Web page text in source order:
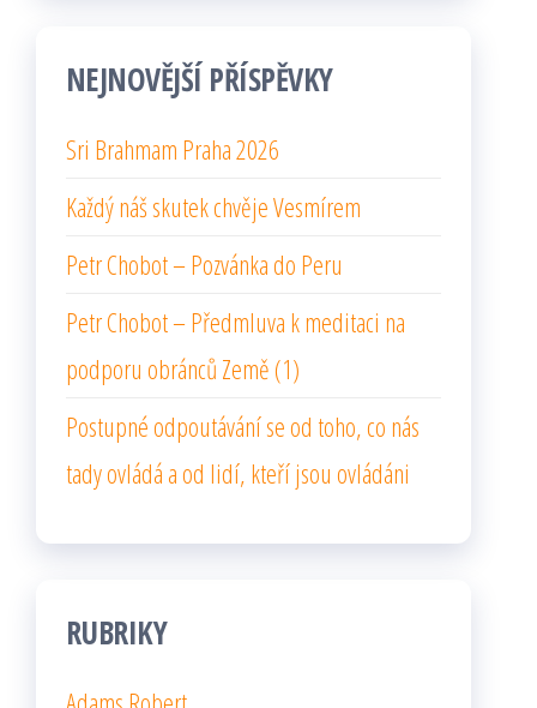
NEJNOVĚJŠÍ PŘÍSPĚVKY
Sri Brahmam Praha 2026
Každý náš skutek chvěje Vesmírem
Petr Chobot – Pozvánka do Peru
Petr Chobot – Předmluva k meditaci na
podporu obránců Země (1)
Postupné odpoutávání se od toho, co nás
tady ovládá a od lidí, kteří jsou ovládáni
RUBRIKY